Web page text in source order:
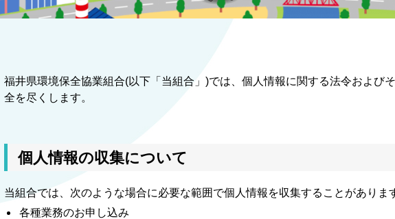
福井県環境保全協業組合(以下「当組合」)では、個人情報に関する法令および
全を尽くします。
個人情報の収集について
当組合では、次のような場合に必要な範囲で個人情報を収集することがありま
各種業務のお申し込み